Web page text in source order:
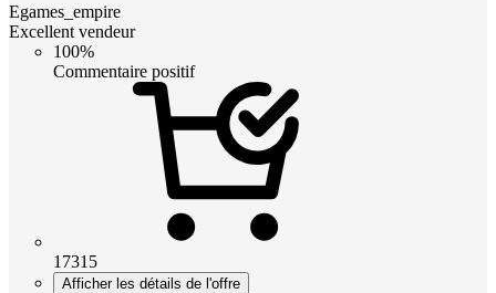
Egames_empire
Excellent vendeur
100%
Commentaire positif
17315
Afficher les détails de l'offre